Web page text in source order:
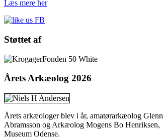
Læs mere her
Støttet af
ÅretsArkæolog 2026
Årets arkæologer blev i år, amatørarkæolog Glenn
Abramsson og Arkæolog Mogens Bo Henriksen,
Museum Odense.